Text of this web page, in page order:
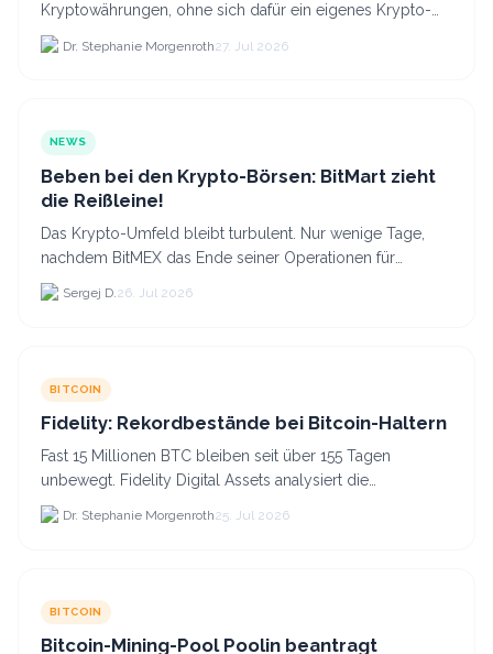
Kryptowährungen, ohne sich dafür ein eigenes Krypto-
Wallet einrichten zu müssen. Dazu kommt, dass viele
nicht nur Bitcoin h...
Dr. Stephanie Morgenroth27. Jul 2026
NEWS
Beben bei den Krypto-Börsen: BitMart zieht
die Reißleine!
Das Krypto-Umfeld bleibt turbulent. Nur wenige Tage,
nachdem BitMEX das Ende seiner Operationen für
September 2026 bekannt gegeben hat, zieht nun die
nächste gr...
Sergej D.26. Jul 2026
BITCOIN
Fidelity: Rekordbestände bei Bitcoin-Haltern
Fast 15 Millionen BTC bleiben seit über 155 Tagen
unbewegt. Fidelity Digital Assets analysiert die
Anlegerüberzeugung trotz Kursverlusten und einem
BTC-Preis.
Dr. Stephanie Morgenroth25. Jul 2026
BITCOIN
Bitcoin-Mining-Pool Poolin beantragt